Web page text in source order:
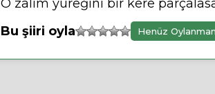
O zalim yüreğini bir kere
Bu şiiri oyla
Henüz